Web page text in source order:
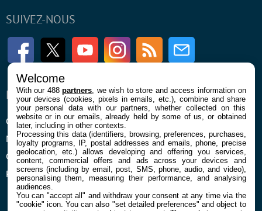
SUIVEZ-NOUS
FacebookTwitter Youtube InstagramRSS Newsletter
ENTREPRISE
Qui sommes nous
Mentions légales et CGU
Confidentialité et Cookies
Préférences cookies
À PROPOS
La rédaction
Contact
Welcome
With our 488partners , we wish to store and access information on
your devices (cookies, pixels in emails, etc.), combine and share
your personal data with our partners, whether collected on this
website or in our emails, already held by some of us, or obtained
later, including in other contexts.
Processing this data (identifiers, browsing, preferences, purchases,
loyalty programs, IP, postal addresses and emails, phone, precise
geolocation, etc.) allows developing and offering you services,
content, commercial offers and ads across your devices and
screens (including by email, post, SMS, phone, audio, and video),
personalising them, measuring their performance, and analysing
audiences.
You can "accept all" and withdraw your consent at any time via the
"cookie" icon. You can also "set detailed preferences" and object to